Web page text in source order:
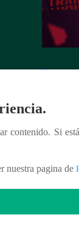
contenido. Si
nuestra pagina de